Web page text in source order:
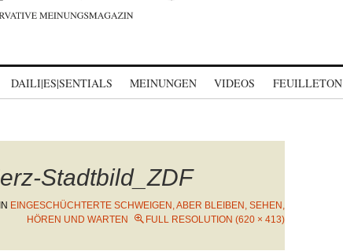
DAILI|ES|SENTIALS MEINUNGEN VIDEOS FEUILLETON
Stadtbild_ZDF
IN EINGESCHÜCHTERTE SCHWEIGEN, ABER BLEIBEN, SEHEN,
HÖREN UND WARTEN
FULL RESOLUTION (620 × 413)